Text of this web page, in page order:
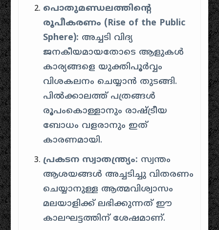
പൊതുമണ്ഡലത്തിന്റെ
രൂപീകരണം (Rise of the Public
Sphere): അച്ചടി വിദ്യ
ജനകീയമായതോടെ ആളുകൾ
കാര്യങ്ങളെ യുക്തിപൂർവ്വം
വിശകലനം ചെയ്യാൻ തുടങ്ങി.
പിൽക്കാലത്ത് പത്രങ്ങൾ
രൂപംകൊള്ളാനും രാഷ്ട്രീയ
ബോധം വളരാനും ഇത്
കാരണമായി.
പ്രകടന സ്വാതന്ത്ര്യം: സ്വന്തം
ആശയങ്ങൾ അച്ചടിച്ചു വിതരണം
ചെയ്യാനുള്ള ആത്മവിശ്വാസം
മലയാളിക്ക് ലഭിക്കുന്നത് ഈ
കാലഘട്ടത്തിന് ശേഷമാണ്.